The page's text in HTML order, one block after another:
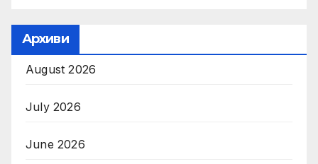
Архиви
August 2026
July 2026
June 2026